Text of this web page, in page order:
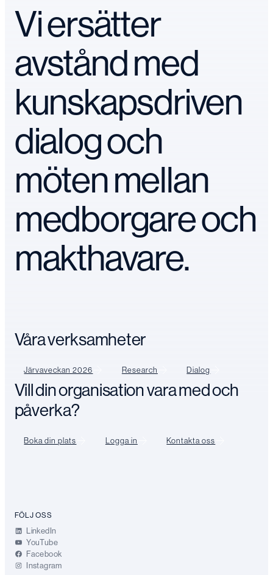
Vi ersätter
avstånd med
kunskapsdriven
dialog och
möten mellan
medborgare och
makthavare.
Våra verksamheter
Järvaveckan 2026 Research Dialog
Vill din organisation vara med och
påverka?
Boka din plats Logga in Kontakta oss
FÖLJ OSS
LinkedIn
YouTube
Facebook
Instagram